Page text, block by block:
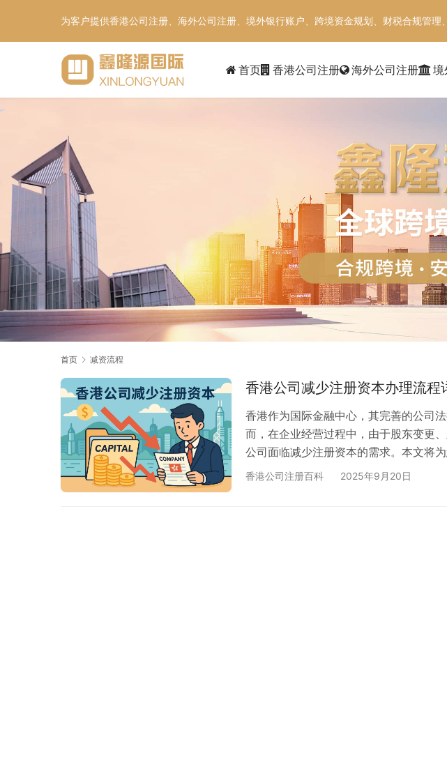
为客户提供香港公司注册、海外公司注册、境外银行账户、跨境资金规划、财税合规管理
首页 香港公司注册 海外公司注册 境
首页 减资流程
香港公司减少注册资本办理流程
香港作为国际金融中心，其完善的公司
而，在企业经营过程中，由于股东变更
公司面临减少注册资本的需求。本文将
理流程、法律要求及实操要点。 香港公
香港公司注册百科 2025年9月20日